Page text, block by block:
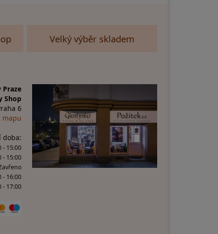
Velký výběr skladem
Praze
Shop
6
mapu
doba:
- 15:00
- 15:00
- 16:00
- 17:00